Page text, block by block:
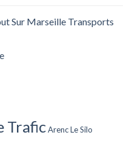
Sur Marseille Transports
TraficArenc Le Silo